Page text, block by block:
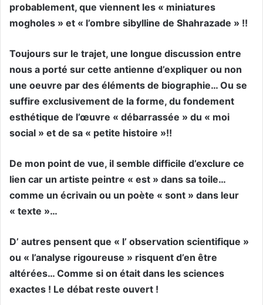
probablement, que viennent les « miniatures
mogholes » et « l’ombre sibylline de Shahrazade » !!
Toujours sur le trajet, une longue discussion entre
nous a porté sur cette antienne d’expliquer ou non
une oeuvre par des éléments de biographie… Ou se
suffire exclusivement de la forme, du fondement
esthétique de l’œuvre « débarrassée » du « moi
social » et de sa « petite histoire »!!
De mon point de vue, il semble difficile d’exclure ce
lien car un artiste peintre « est » dans sa toile…
comme un écrivain ou un poète « sont » dans leur
« texte »…
D’ autres pensent que « l’ observation scientifique »
ou « l’analyse rigoureuse » risquent d’en être
altérées… Comme si on était dans les sciences
exactes ! Le débat reste ouvert !